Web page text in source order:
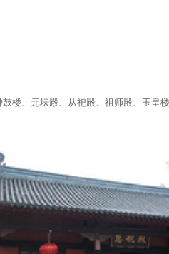
、元坛殿、从祀殿、祖师殿、玉皇